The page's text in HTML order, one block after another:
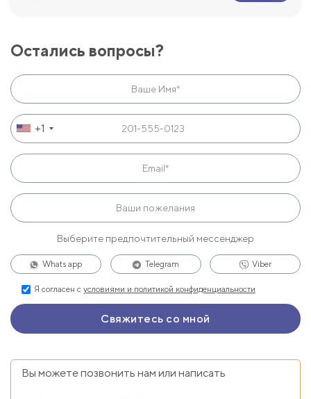
Остались вопросы?
+1
Выберите предпочтительный мессенджер
Whats app Telegram Viber
Я согласен с условиями и политикой конфиденциальности
Вы можете позвонить нам или написать